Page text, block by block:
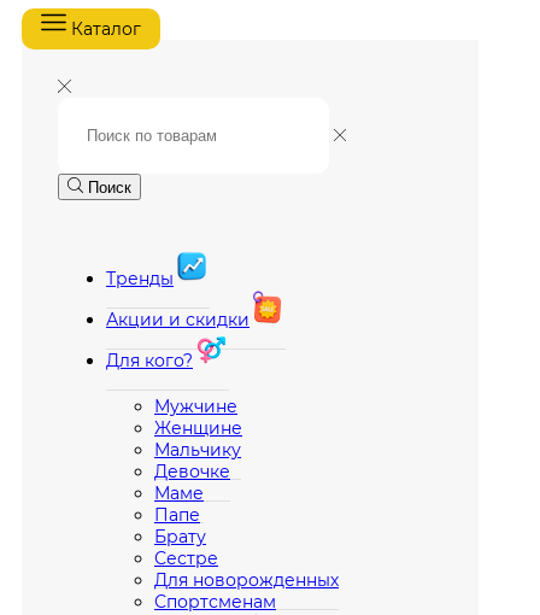
Каталог
Поиск
Тренды
Акции и скидки
Для кого?
Мужчине
Женщине
Мальчику
Девочке
Маме
Папе
Брату
Сестре
Для новорожденных
Спортсменам